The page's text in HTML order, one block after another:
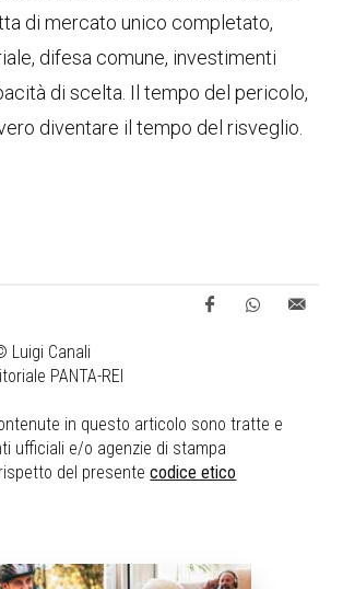
di mercato unico completato,
difesa comune, investimenti
di scelta. Il tempo del pericolo,
diventare il tempo del risveglio.
Luigi Canali
PANTA-REI
in questo articolo sono tratte e
ufficiali e/o agenzie di stampa
del presentecodice etico